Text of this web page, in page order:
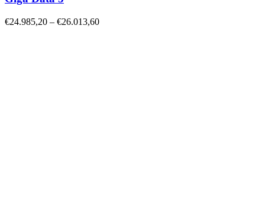
€24.985,20 – €26.013,60